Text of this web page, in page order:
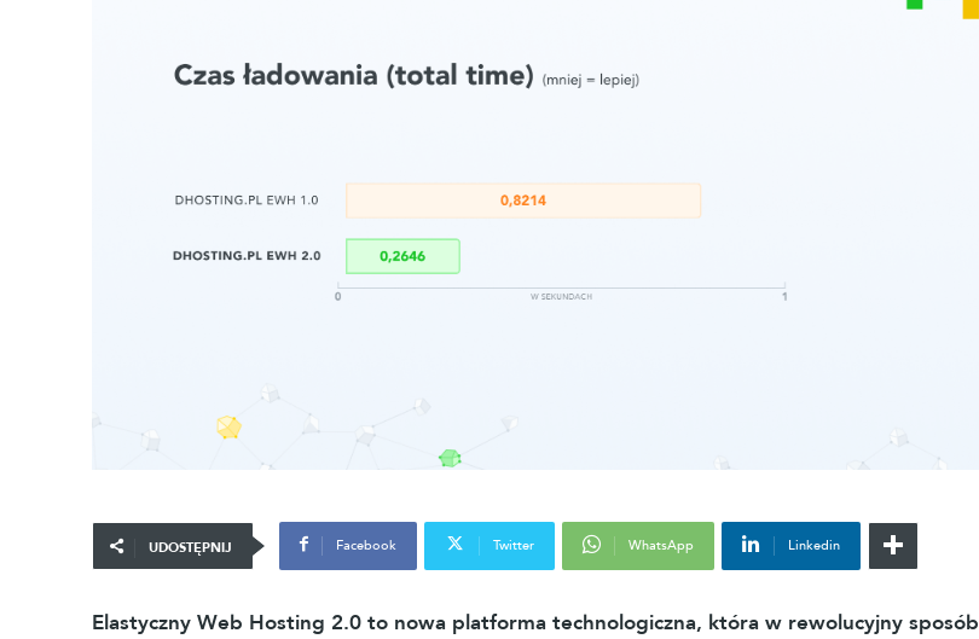
UDOSTĘPNIJ Facebook Twitter WhatsApp Linkedin
Elastyczny Web Hosting 2.0 to nowa platforma technologiczna, która w rewolucyjny sposób